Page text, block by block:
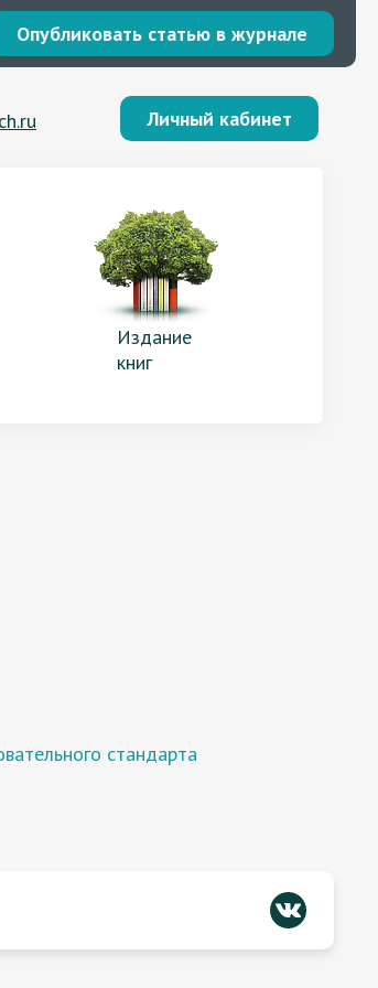
Опубликовать статью в журнале
Личный кабинет
Издание
книг
стандарта